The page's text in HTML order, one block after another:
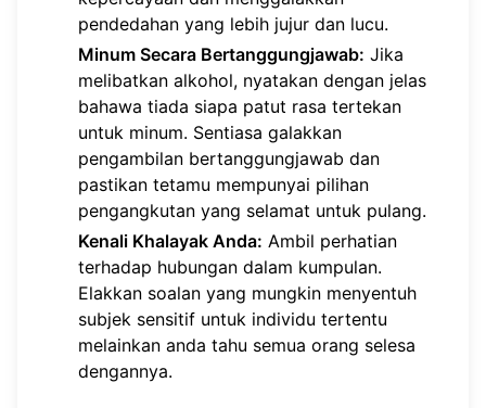
pendedahan yang lebih jujur dan lucu.
Minum Secara Bertanggungjawab: Jika
melibatkan alkohol, nyatakan dengan jelas
bahawa tiada siapa patut rasa tertekan
untuk minum. Sentiasa galakkan
pengambilan bertanggungjawab dan
pastikan tetamu mempunyai pilihan
pengangkutan yang selamat untuk pulang.
Kenali Khalayak Anda: Ambil perhatian
terhadap hubungan dalam kumpulan.
Elakkan soalan yang mungkin menyentuh
subjek sensitif untuk individu tertentu
melainkan anda tahu semua orang selesa
dengannya.